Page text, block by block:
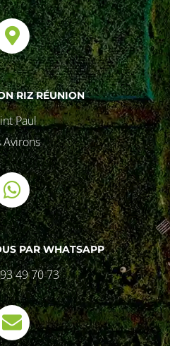
RIZ RÉUNION
Paul
Avirons
PAR WHATSAPP
49 70 73